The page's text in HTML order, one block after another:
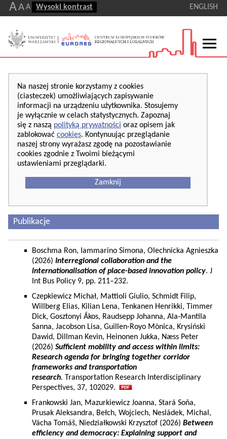
AA A Wysoki kontrast ENGLISH
Na naszej stronie korzystamy z cookies
(ciasteczek) umożliwiających zapisywanie
informacji na urządzeniu użytkownika. Stosujemy
je wyłącznie w celach statystycznych. Zapoznaj
się z naszą polityką prywatności oraz opisem jak
zablokować cookies. Kontynuując przeglądanie
naszej strony wyrażasz zgodę na pozostawianie
cookies zgodnie z Twoimi bieżącymi
ustawieniami przeglądarki.
Zamknij
Publikacje
Boschma Ron, Iammarino Simona, Olechnicka Agnieszka
(2026) Interregional collaboration and the
internationalisation of place-based innovation policy. J
Int Bus Policy 9, pp. 211–232.
Czepkiewicz Michał, Mattioli Giulio, Schmidt Filip,
Willberg Elias, Kilian Lena, Tenkanen Henrikki, Timmer
Dick, Gosztonyi Ákos, Raudsepp Johanna, Ala-Mantila
Sanna, Jacobson Lisa, Guillen-Royo Mònica, Krysiński
Dawid, Dillman Kevin, Heinonen Jukka, Næss Peter
(2026) Sufficient mobility and access within limits:
Research agenda for bringing together corridor
frameworks and transportation
research. Transportation Research Interdisciplinary
Perspectives, 37, 102029.
Frankowski Jan, Mazurkiewicz Joanna, Stará Soňa,
Prusak Aleksandra, Bełch, Wojciech, Nesládek, Michal,
Vácha Tomáš, Niedziałkowski Krzysztof (2026) Between
efficiency and democracy: Explaining support and